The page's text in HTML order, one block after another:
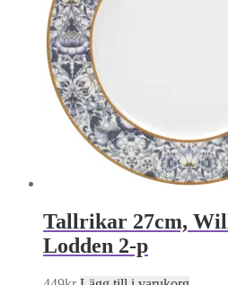
Tallrikar 27cm,
Lodden 2-p